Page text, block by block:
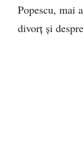
Popescu, mai
divorț și